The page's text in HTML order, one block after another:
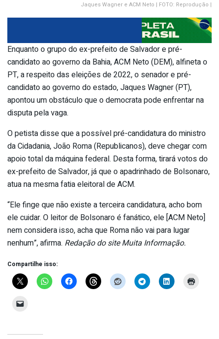
Jaques Wagner e ACM Neto | FOTO: Reprodução |
Enquanto o grupo do ex-prefeito de Salvador e pré-
candidato ao governo da Bahia, ACM Neto (DEM), alfineta o
PT, a respeito das eleições de 2022, o senador e pré-
candidato ao governo do estado, Jaques Wagner (PT),
apontou um obstáculo que o democrata pode enfrentar na
disputa pela vaga.
O petista disse que a possível pré-candidatura do ministro
da Cidadania, João Roma (Republicanos), deve chegar com
apoio total da máquina federal. Desta forma, tirará votos do
ex-prefeito de Salvador, já que o apadrinhado de Bolsonaro,
atua na mesma fatia eleitoral de ACM.
“Ele finge que não existe a terceira candidatura, acho bom
ele cuidar. O leitor de Bolsonaro é fanático, ele [ACM Neto]
nem considera isso, acha que Roma não vai para lugar
nenhum”, afirma. Redação do site Muita Informação.
Compartilhe isso: